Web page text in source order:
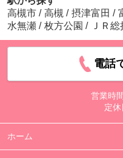
高槻市 / 高槻 / 摂津富田 /
水無瀬 / 枚方公園 / ＪＲ
電話
営業時
定休
ホーム